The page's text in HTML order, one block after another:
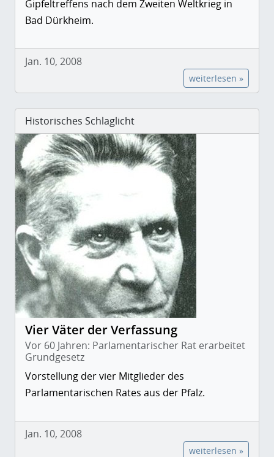
Gipfeltreffens nach dem Zweiten Weltkrieg in
Bad Dürkheim.
Jan. 10, 2008
weiterlesen »
Historisches Schlaglicht
Vier Väter der Verfassung
Vor 60 Jahren: Parlamentarischer Rat erarbeitet
Grundgesetz
Vorstellung der vier Mitglieder des
Parlamentarischen Rates aus der Pfalz.
Jan. 10, 2008
weiterlesen »